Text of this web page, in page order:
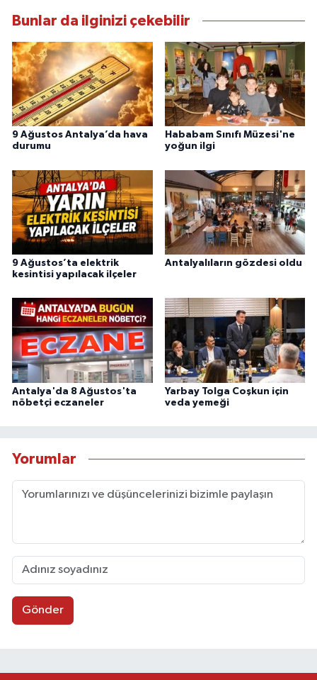
Bunlar da ilginizi çekebilir
9 Ağustos Antalya’da hava
durumu
Hababam Sınıfı Müzesi'ne
yoğun ilgi
9 Ağustos’ta elektrik
kesintisi yapılacak ilçeler
Antalyalıların gözdesi oldu
Antalya'da 8 Ağustos'ta
nöbetçi eczaneler
Yarbay Tolga Coşkun için
veda yemeği
Yorumlar
Gönder